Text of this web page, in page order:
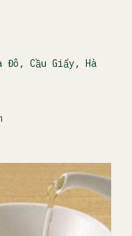
Đô, Cầu Giấy, Hà